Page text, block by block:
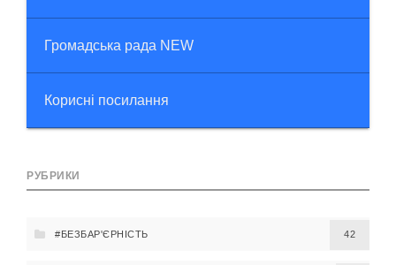
Громадська рада NEW
Корисні посилання
РУБРИКИ
#БЕЗБАР'ЄРНІСТЬ 42